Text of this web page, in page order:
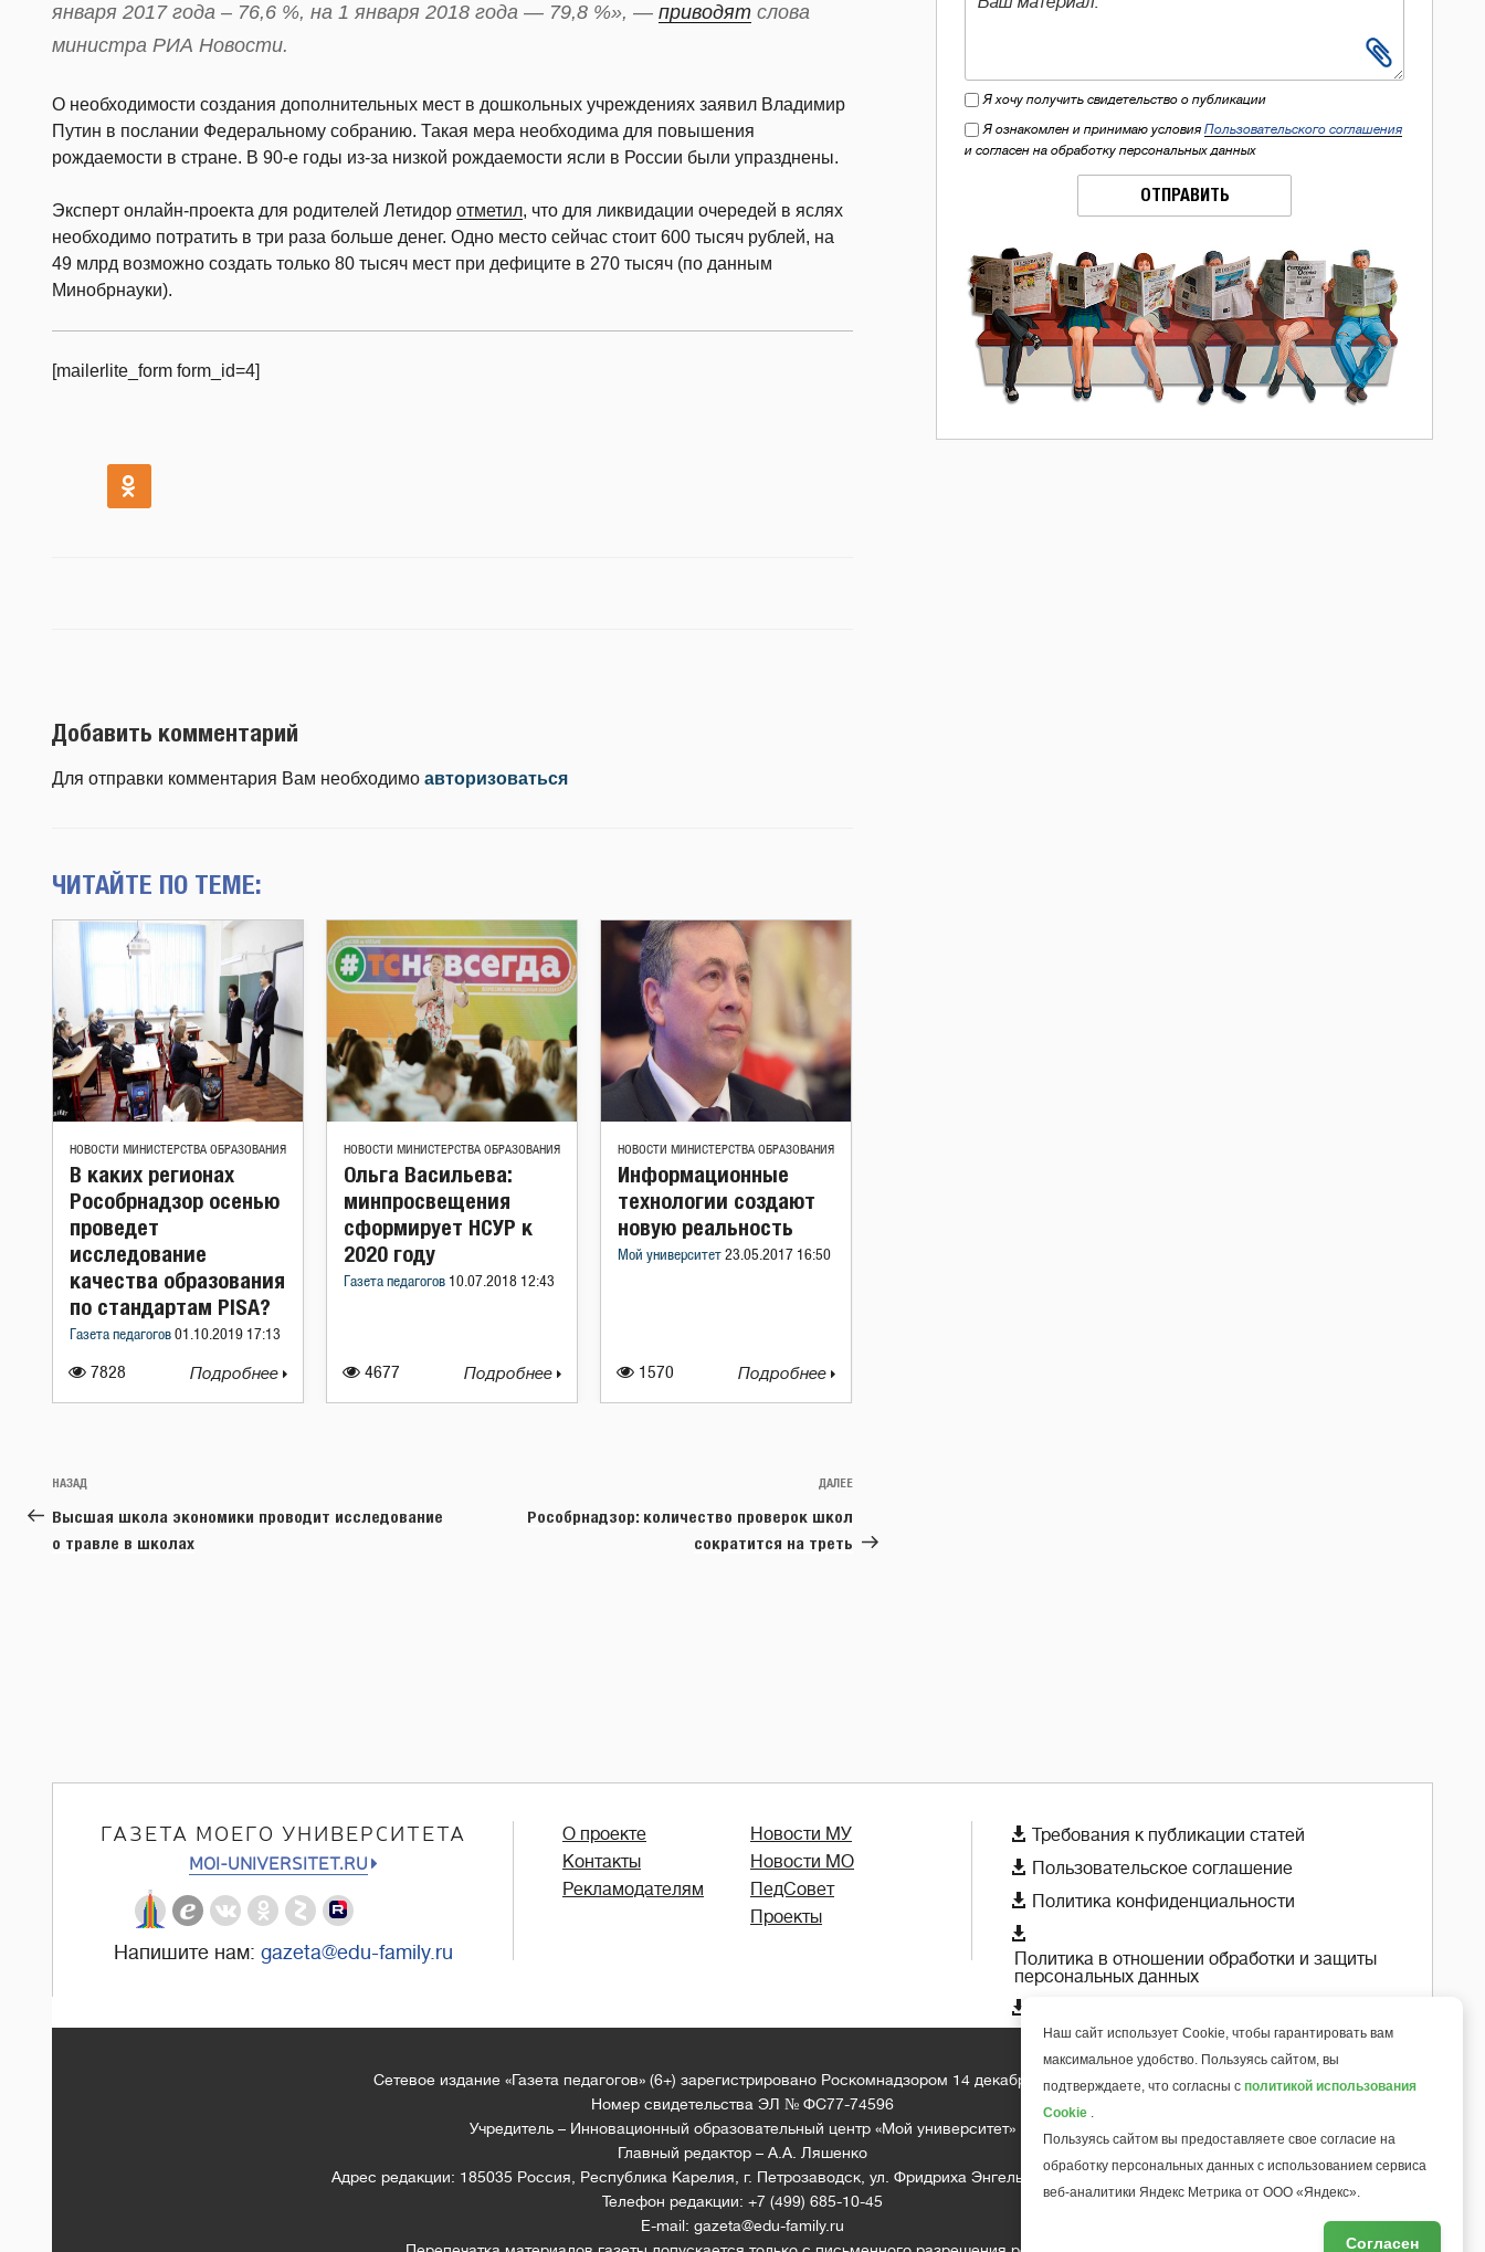
января 2017 года – 76,6 %, на 1 января 2018 года — 79,8 %», — приводят слова
министра РИА Новости.
О необходимости создания дополнительных мест в дошкольных учреждениях заявил Владимир
Путин в послании Федеральному собранию. Такая мера необходима для повышения
рождаемости в стране. В 90-е годы из-за низкой рождаемости ясли в России были упразднены.
Эксперт онлайн-проекта для родителей Летидор отметил, что для ликвидации очередей в яслях
необходимо потратить в три раза больше денег. Одно место сейчас стоит 600 тысяч рублей, на
49 млрд возможно создать только 80 тысяч мест при дефиците в 270 тысяч (по данным
Минобрнауки).
[mailerlite_form form_id=4]
Добавить комментарий
Для отправки комментария Вам необходимо авторизоваться
ЧИТАЙТЕ ПО ТЕМЕ:
НОВОСТИ МИНИСТЕРСТВА ОБРАЗОВАНИЯ
7828
В каких регионах
Рособрнадзор осенью
проведет
исследование
качества образования
по стандартам PISA?
Газета педагогов 01.10.2019 17:13
Подробнее
НОВОСТИ МИНИСТЕРСТВА ОБРАЗОВАНИЯ
4677
Ольга Васильева:
минпросвещения
сформирует НСУР к
2020 году
Газета педагогов 10.07.2018 12:43
Подробнее
НОВОСТИ МИНИСТЕРСТВА ОБРАЗОВАНИЯ
1570
Информационные
технологии создают
новую реальность
Мой университет 23.05.2017 16:50
Подробнее
Навигация
по
записям
Предыдущая
запись:
НАЗАД
Высшая школа экономики проводит исследование
о травле в школах
Следующая
ДАЛЕЕ
Рособрнадзор: количество проверок школ
сократится на треть
Я хочу получить свидетельство о публикации
Я ознакомлен и принимаю условия Пользовательского соглашения
и согласен на обработку персональных данных
ОТПРАВИТЬ
ГАЗЕТА МОЕГО УНИВЕРСИТЕТА
MOI-UNIVERSITET.RU
Напишите нам: gazeta@edu-family.ru
О проекте
Контакты
Рекламодателям
Новости МУ
Новости МО
ПедСовет
Проекты
 Требования к публикации статей
 Пользовательское соглашение
 Политика конфиденциальности

Политика в отношении обработки и защиты
персональных данных

Сетевое издание «Газета педагогов» (6+) зарегистрировано Роскомнадзором 14 декабря 2018 года
Номер свидетельства ЭЛ № ФС77-74596
Учредитель – Инновационный образовательный центр «Мой университет»
Главный редактор – А.А. Ляшенко
Адрес редакции: 185035 Россия, Республика Карелия, г. Петрозаводск, ул. Фридриха Энгельса д.10, офис 211
Телефон редакции: +7 (499) 685-10-45
E-mail: gazeta@edu-family.ru
6+
Наш сайт использует Cookie, чтобы гарантировать вам
максимальное удобство. Пользуясь сайтом, вы
подтверждаете, что согласны с политикой использования
Cookie .
Пользуясь сайтом вы предоставляете свое согласие на
обработку персональных данных с использованием сервиса
веб-аналитики Яндекс Метрика от ООО «Яндекс».
Согласен